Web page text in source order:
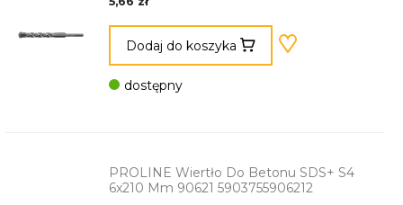
Dodaj do koszyka
dostępny
PROLINE Wiertło Do Betonu SDS+ S4
6x210 Mm 90621 5903755906212